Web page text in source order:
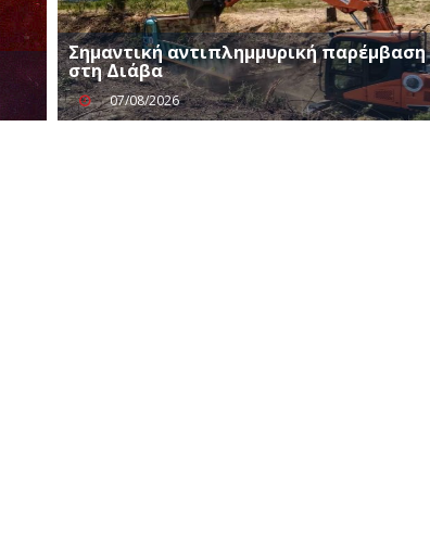
Σημαντική αντιπλημμυρική παρέμβαση
στη Διάβα
07/08/2026